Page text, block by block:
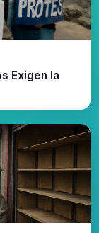
Exigen la